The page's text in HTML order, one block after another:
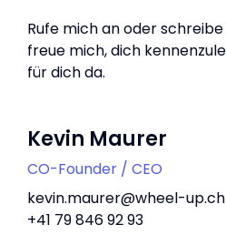
Rufe mich an oder
freue mich, dich
für dich da.
Kevin Maurer
CO-Founder / CEO
kevin.maurer@wheel-up.ch
+41 79 846 92 93